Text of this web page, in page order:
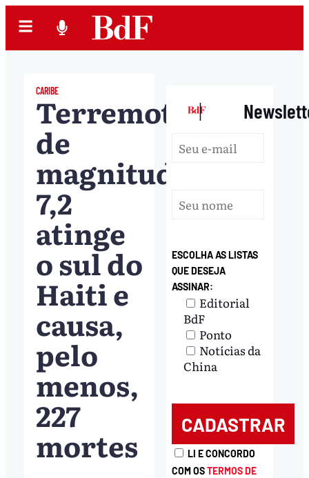
CARIBE
Terremoto
de
magnitude
7,2
atinge
o sul do
Haiti e
causa,
pelo
menos,
227
mortes
|
ESCOLHA AS LISTAS
QUE DESEJA
ASSINAR:
Editorial
BdF
Ponto
Notícias da
China
LI E CONCORDO
COM OSTERMOS DE